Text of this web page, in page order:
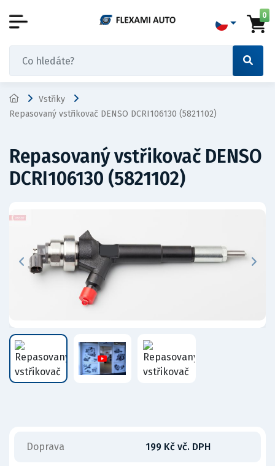
0
Vstřiky
Repasovaný vstřikovač DENSO DCRI106130 (5821102)
Repasovaný vstřikovač DENSO
DCRI106130 (5821102)
Doprava 199 Kč vč. DPH